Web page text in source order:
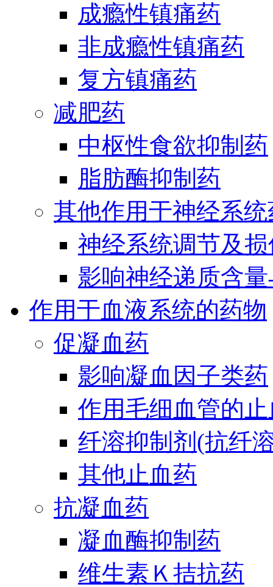
成瘾性镇痛药
非成瘾性镇痛药
复方镇痛药
减肥药
中枢性食欲抑制药
脂肪酶抑制药
其他作用于神经系统
神经系统调节及
影响神经递质含
作用于血液系统的药物
促凝血药
影响凝血因子类药
作用毛细血管的
纤溶抑制剂(抗纤
其他止血药
抗凝血药
凝血酶抑制药
维生素Ｋ拮抗药